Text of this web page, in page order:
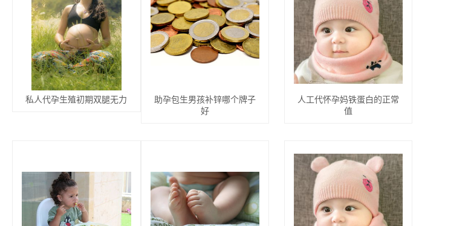
私人代孕生殖初期双腿无力
助孕包生男孩补锌哪个牌子
好
人工代怀孕妈铁蛋白的正常
值